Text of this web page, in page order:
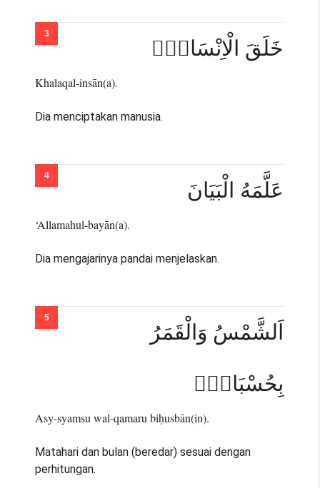
خَلَقَ الْاِنْسَانَۙ
Khalaqal-insān(a).
Dia menciptakan manusia.
عَلَّمَهُ الْبَيَانَ
‘Allamahul-bayān(a).
Dia mengajarinya pandai menjelaskan.
اَلشَّمْسُ وَالْقَمَرُ
بِحُسْبَانٍۙ
Asy-syamsu wal-qamaru biḥusbān(in).
Matahari dan bulan (beredar) sesuai dengan
perhitungan.